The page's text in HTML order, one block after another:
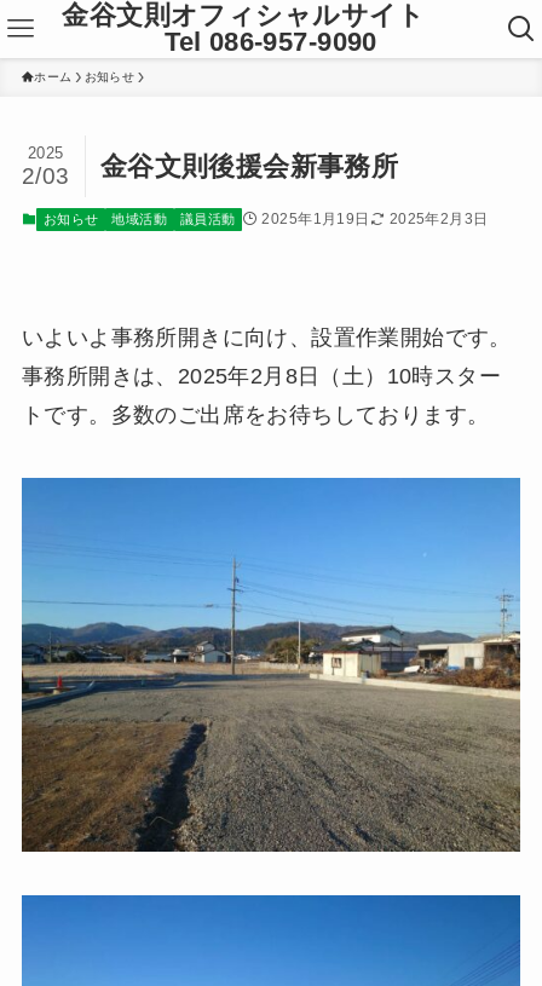
金谷文則オフィシャルサイト
Tel 086-957-9090
ホーム お知らせ
金谷文則後援会新事務所
2025
2/03
お知らせ 地域活動 議員活動 2025年1月19日 2025年2月3日
いよいよ事務所開きに向け、設置作業開始です。
事務所開きは、2025年2月8日（土）10時スター
トです。多数のご出席をお待ちしております。